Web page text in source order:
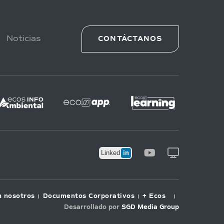
Noticias CONTÁCTANOS
Linked in
nosotros Documentos Corporativos
+ Ecos
Desarrollado por SGD Media Group